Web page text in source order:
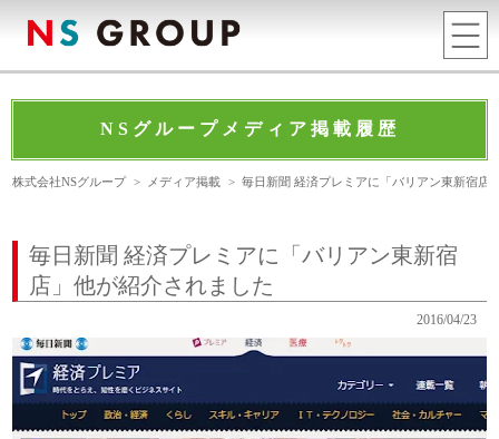
NSグループメディア掲載履歴
株式会社NSグループ > メディア掲載 >毎日新聞 経済プレミアに「バリアン東新宿店
毎日新聞 経済プレミアに「バリアン東新宿
店」他が紹介されました
2016/04/23